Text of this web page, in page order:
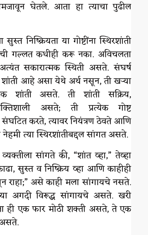
घेतले. आता हा त्याचा पुढील
निष्क्रियता या गोष्टींना स्थिरशांती
गल्लत कधीही करू नका. अविचलता
सकारात्मक स्थिती असते. संघर्ष
आहे असा येथे अर्थ नसून, ती खऱ्या
शांती असते. ती शांती सक्रिय,
असते; ती प्रत्येक गोष्ट
करते, त्यावर नियंत्रण ठेवते आणि
त्या स्थिरशांतीबद्दल सांगत असते.
सांगते की, “शांत व्हा,” तेव्हा
सुस्त व निष्क्रिय व्हा आणि काहीही
राहा;” असे काही मला सांगायचे नसते.
अगदी विरूद्ध सांगायचे असते. खरी
ही एक फार मोठी शक्ती असते, ते एक